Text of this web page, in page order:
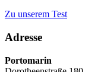
Zu unserem Test
Adresse
Portomarin